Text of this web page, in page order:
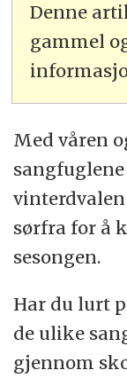
Denne
gammel
Med våren
sørfra for å
sesongen.
Har du lurt
de ulike
gjennom